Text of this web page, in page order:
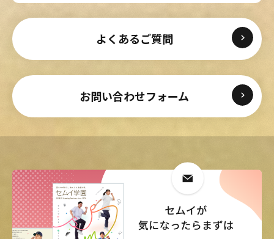
よくあるご質問
お問い合わせフォーム